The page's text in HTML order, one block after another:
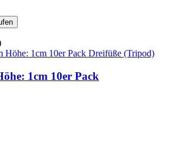
1cm 10er Pack